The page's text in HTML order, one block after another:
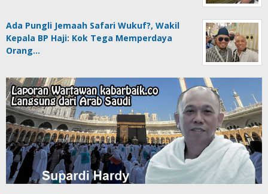
Ada Pungli Jemaah Safari Wukuf?, Wakil
Kepala BP Haji: Kok Tega Memperdaya
Orang…